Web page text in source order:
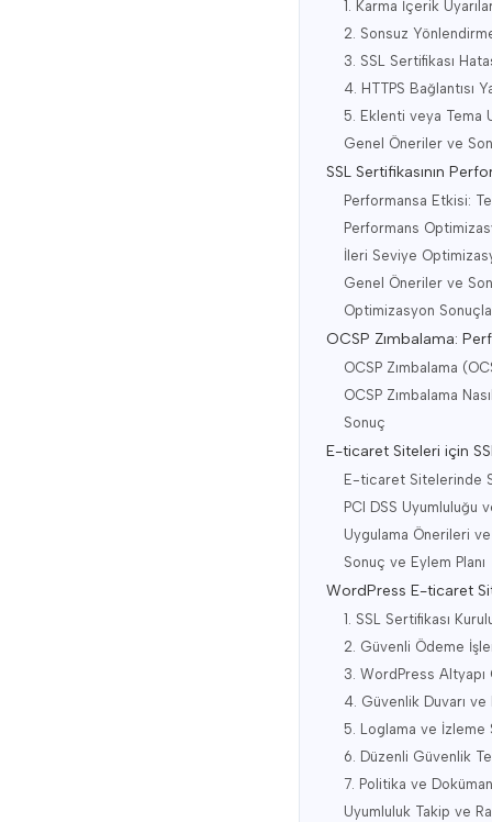
1. Karma İçerik
2. Sonsuz
3. SSL Sertifikası
4. HTTPS Bağlantısı
5. Eklenti veya Tema
Genel Öneriler ve
SSL Sertifikasının
Performansa Etkisi:
Performans
İleri Seviye
Genel Öneriler ve
Optimizasyon
OCSP Zımbalama:
OCSP Zımbalama
OCSP Zımbalama
Sonuç
E-ticaret Siteleri için
E-ticaret Sitelerinde
PCI DSS Uyumluluğu
Uygulama Önerileri
Sonuç ve Eylem Planı
WordPress E-ticaret
1. SSL Sertifikası
2. Güvenli Ödeme
3. WordPress Altyapı
4. Güvenlik Duvarı
5. Loglama ve İzleme
6. Düzenli Güvenlik
7. Politika ve
Uyumluluk Takip ve